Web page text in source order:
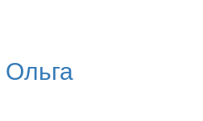
Ольга